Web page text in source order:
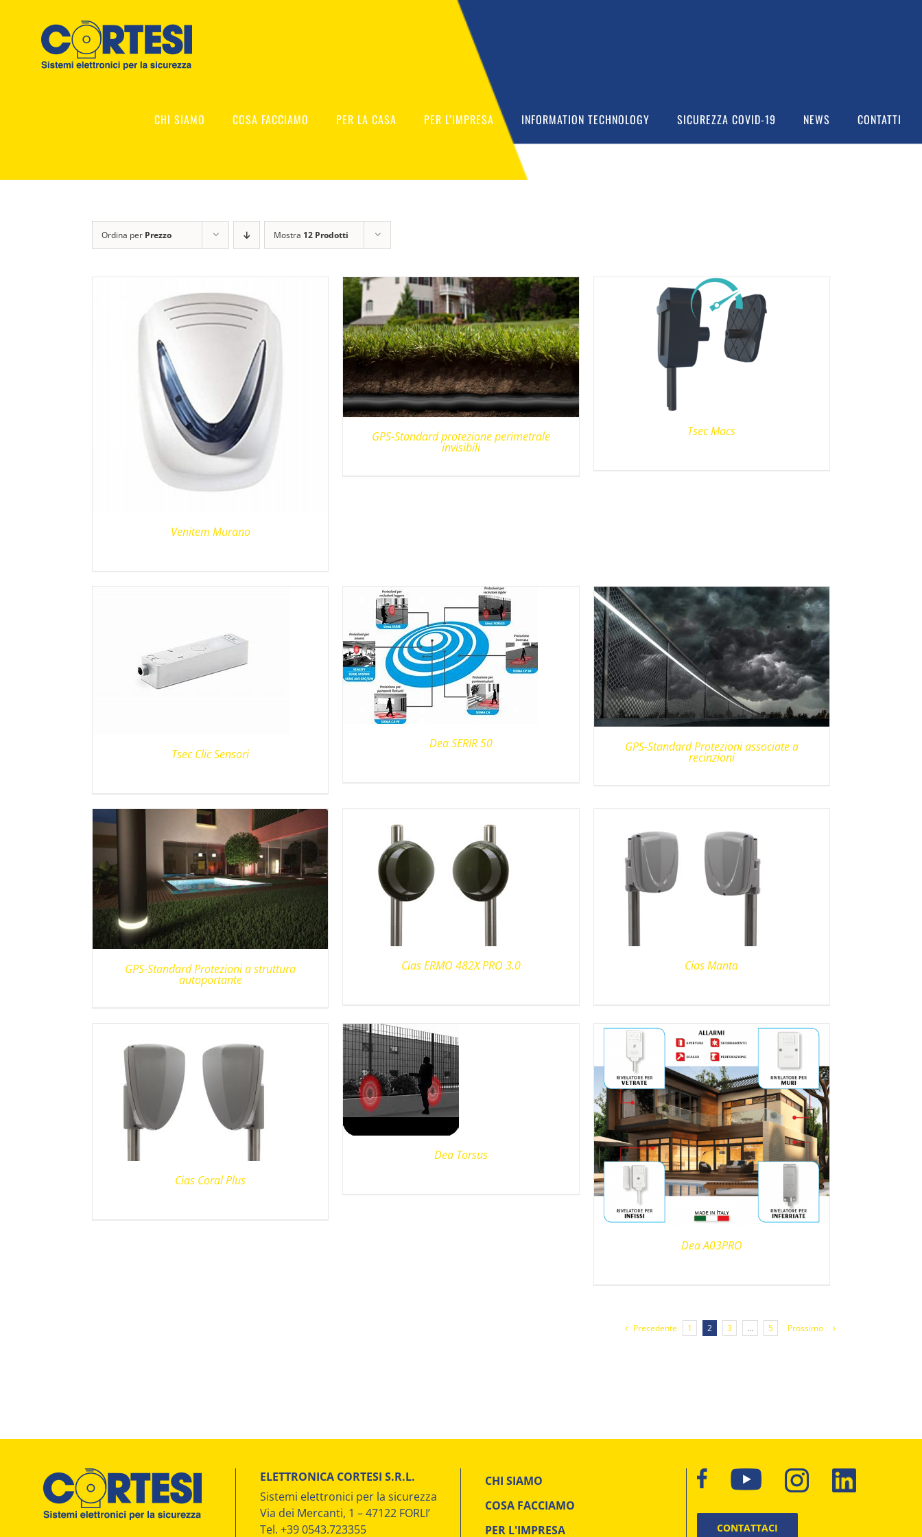
contenuto
CHI SIAMO COSA FACCIAMO PER LA CASA PER L’IMPRESA INFORMATION TECHNOLOGY SICUREZZA COVID-19 NEWS CONTATTI
Ordina per Prezzo Mostra 12 Prodotti
Venitem Murano
GPS-Standard protezione perimetrale
invisibili
Tsec Macs
Tsec Clic Sensori
Dea SERIR 50 GPS-Standard Protezioni associate a
recinzioni
GPS-Standard Protezioni a struttura
autoportante
Cias ERMO 482X PRO 3.0 Cias Manta
Cias Coral Plus
Dea Torsus
Dea A03PRO
Precedente 1 2 3 … 5 Prossimo
ELETTRONICA CORTESI S.R.L.
Sistemi elettronici per la sicurezza
Via dei Mercanti, 1 – 47122 FORLI’
Tel. +39 0543.723355
CHI SIAMO
COSA FACCIAMO
PER L'IMPRESA
CONTATTACI